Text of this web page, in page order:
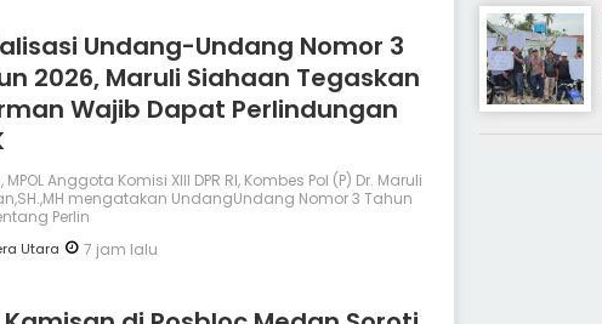
Undang-Undang Nomor 3
2026, Maruli Siahaan Tegaskan
Wajib Dapat Perlindungan
MPOL Anggota Komisi XIII DPR RI, Kombes Pol (P) Dr. Maruli
mengatakan UndangUndang Nomor 3 Tahun
Perlin
Utara 7 jam lalu